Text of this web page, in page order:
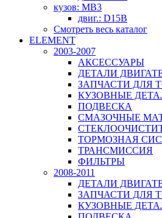
кузов: MB3
двиг.: D15B
Смотреть весь каталог
ELEMENT
2003-2007
АКСЕССУАРЫ
ДЕТАЛИ
ЗАПЧАСТИ ДЛЯ
КУЗОВНЫЕ
ПОДВЕСКА
СМАЗОЧНЫЕ
ТОРМОЗНАЯ
ТРАНСМИССИЯ
ФИЛЬТРЫ
2008-2011
ДЕТАЛИ
ЗАПЧАСТИ ДЛЯ
КУЗОВНЫЕ